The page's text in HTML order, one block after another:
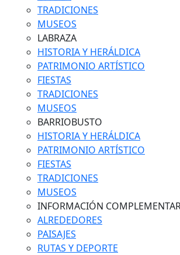
TRADICIONES
MUSEOS
LABRAZA
HISTORIA Y HERÁLDICA
PATRIMONIO ARTÍSTICO
FIESTAS
TRADICIONES
MUSEOS
BARRIOBUSTO
HISTORIA Y HERÁLDICA
PATRIMONIO ARTÍSTICO
FIESTAS
TRADICIONES
MUSEOS
INFORMACIÓN
ALREDEDORES
PAISAJES
RUTAS Y DEPORTE